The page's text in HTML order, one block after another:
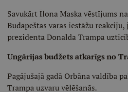
Savukārt Īlona Maska vēstījums
Budapeštas varas iestāžu
prezidenta Donalda Trampa
Ungārijas budžets atkarīgs no
Pagājušajā gadā Orbāna valdība
Trampa uzvaru vēlēšanās.